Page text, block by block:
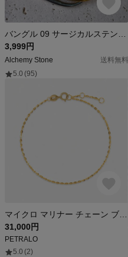
3,999円
Alchemy Stone
送料無料
5.0 (95)
31,000円
PETRALO
5.0 (2)